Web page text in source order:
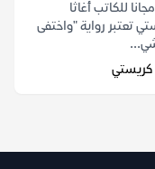
pdf مجانا للكاتب أغاثا
تعتبر رواية "واختفى
كريستي